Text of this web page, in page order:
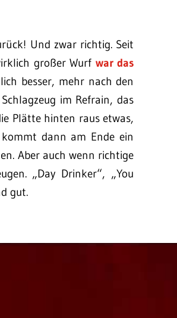
Und zwar richtig. Seit
großer Wurf war das
besser, mehr nach den
im Refrain, das
Plätte hinten raus etwas,
dann am Ende ein
Aber auch wenn richtige
„Day Drinker“, „You
gut.